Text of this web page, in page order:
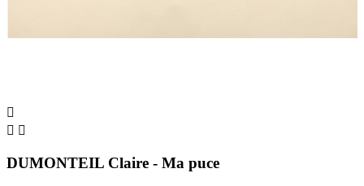

 
DUMONTEIL Claire - Ma puce